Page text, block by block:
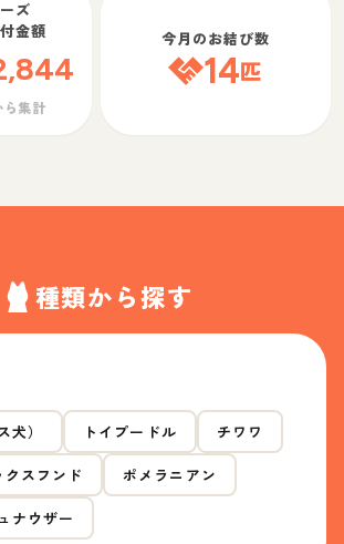
ズ
金額
集計
今月のお結び数
14匹
種類から探す
犬） トイプードル チワワ
クスフンド ポメラニアン
ナウザー